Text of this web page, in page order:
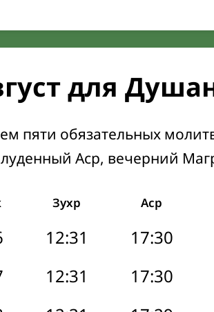
для
пяти обязательных
Аср, вечерний
Зухр Аср
12:31 17:30
12:31 17:30